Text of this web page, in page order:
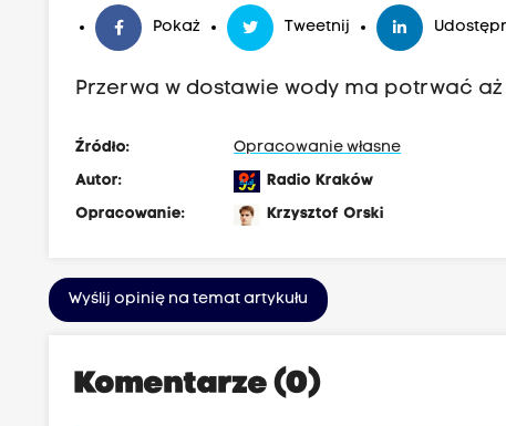
Pokaż Tweetnij
Przerwa w dostawie wody ma potrwać aż
Źródło:
Opracowanie własne
Autor:
Radio Kraków
Opracowanie:
Krzysztof Orski
Wyślij opinię na temat artykułu
Komentarze (0)